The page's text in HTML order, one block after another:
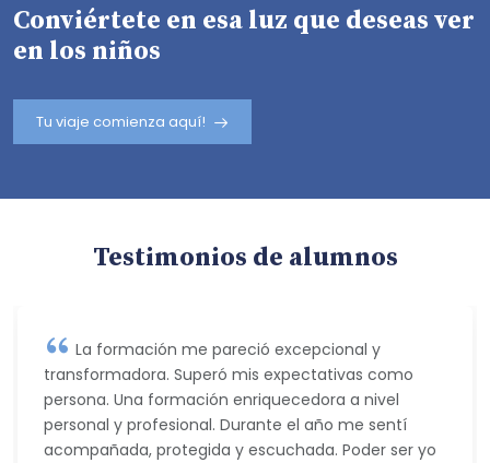
Conviértete en esa luz que deseas ver
en los niños
Tu viaje comienza aquí!
Testimonios de alumnos
La formación me pareció excepcional y
transformadora. Superó mis expectativas como
persona. Una formación enriquecedora a nivel
personal y profesional. Durante el año me sentí
acompañada, protegida y escuchada. Poder ser yo